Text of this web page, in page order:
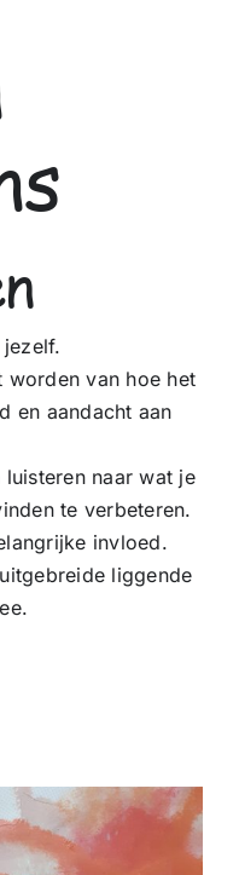
worden van hoe het
en aandacht aan
naar wat je
te verbeteren.
invloed.
liggende